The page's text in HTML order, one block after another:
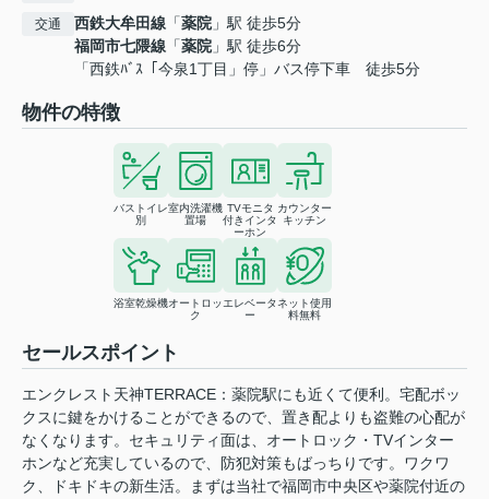
交通 西鉄大牟田線 「薬院 」駅 徒歩5分
福岡市七隈線 「薬院 」駅 徒歩6分
「西鉄ﾊﾞｽ「今泉1丁目」停」バス停下車 徒歩5分
物件の特徴
バストイレ
別
室内洗濯機
置場
TVモニタ
付きインタ
ーホン
カウンター
キッチン
浴室乾燥機オートロッ
ク
エレベータ
ー
ネット使用
料無料
セールスポイント
エンクレスト天神TERRACE：薬院駅にも近くて便利。宅配ボッ
クスに鍵をかけることができるので、置き配よりも盗難の心配が
なくなります。セキュリティ面は、オートロック・TVインター
ホンなど充実しているので、防犯対策もばっちりです。ワクワ
ク、ドキドキの新生活。まずは当社で福岡市中央区や薬院付近の